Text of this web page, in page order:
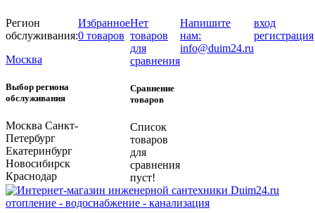
Регион
обслуживания:
Москва
Выбор региона
обслуживания
Москва Санкт-
Петербург
Екатеринбург
Новосибирск
Краснодар
Избранное
0 товаров
Нет
товаров
для
сравнения
Сравнение
товаров
Список
товаров
для
сравнения
пуст!
Напишите
нам:
info@duim24.ru
вход
регистрация
отопление - водоснабжение - канализация